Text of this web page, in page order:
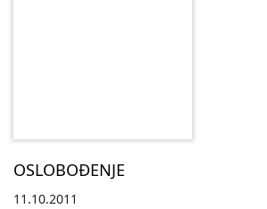
OSLOBOĐENJE
11.10.2011